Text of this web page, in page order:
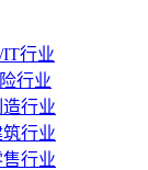
IT行业
行业
行业
行业
行业